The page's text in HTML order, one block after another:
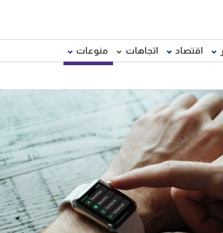
اقتصاد اتجاهات منوعات